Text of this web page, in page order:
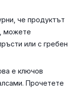
че продуктът
можете
или с гребен
е ключов
Прочетете